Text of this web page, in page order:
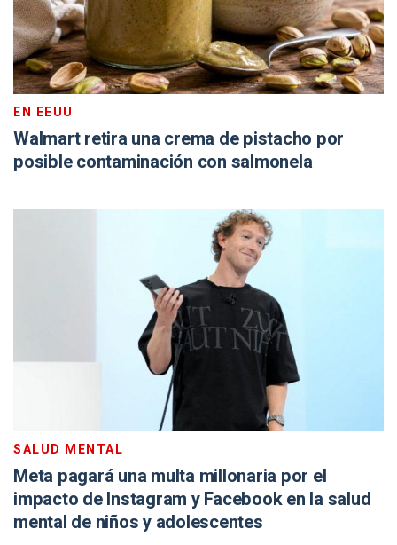
EN EEUU
Walmart retira una crema de pistacho por
posible contaminación con salmonela
SALUD MENTAL
Meta pagará una multa millonaria por el
impacto de Instagram y Facebook en la salud
mental de niños y adolescentes